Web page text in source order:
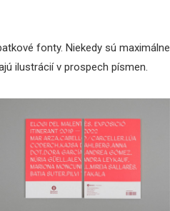
fonty. Niekedy sú maximálne
ilustrácií v prospech písmen.